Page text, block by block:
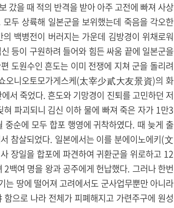
갔을 때 적의 반격을 받아 아주 고전에 빠져 사상
두 상륙해 일본군을 보위했는데 죽음을 각오한
백병전이 버러지는 가운데 김방경이 위채로워
등이 구원하려 들어와 힘든 싸움 끝에 일본군을
도원수인 흔도는 이미 전쟁에 지쳐 군을 돌리려
오니오토모가게스케(太宰少貳大友景資)의 화
서 죽었다. 흔도와 기망경이 진퇴를 고민하던 저
파괴되니 김신 이하 물에 빠져 죽은 자가 1만3
순에 모두 합포 행영에 귀착하였다. 때 늦게 출
참살되었다. 일본에서는 이를 분에이노에키(文
장일을 합포에 파견하여 귀환군을 위로하고 12
백여 명을 왕과 공주에게 헌납했다. 그러나 한번
땅에 떨어져 고려에서도 군사업무뿐만 아니라
으로 나라 전체가 피폐해지고 가련주구에 원성